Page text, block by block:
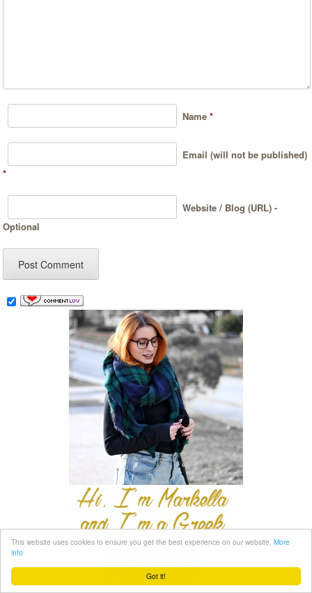
Got it!
This website uses cookies to ensure you get the best experience on our website. More
info
Name*
Email (will not be published)
*
Website / Blog (URL) -
Optional